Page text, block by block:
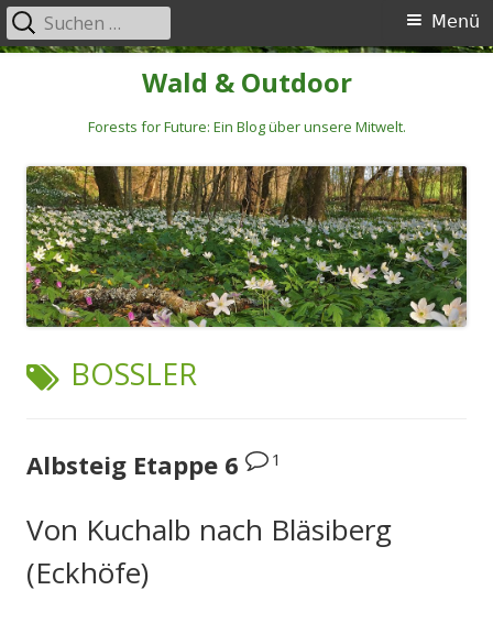
Wald & Outdoor
Forests for Future: Ein Blog über unsere Mitwelt.
Primäres
Menü
Suchen
nach:
SCHLAGWORT:
BOSSLER
Albsteig Etappe 6 1
Von Kuchalb nach Bläsiberg
(Eckhöfe)